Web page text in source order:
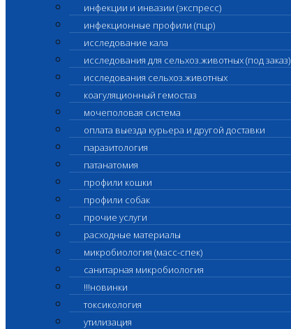
инфекции и инвазии (экспресс)
инфекционные профили (пцр)
исследование кала
исследования для сельхоз.животных (под заказ)
исследования сельхоз.животных
коагуляционный гемостаз
мочеполовая система
оплата выезда курьера и другой доставки
паразитология
патанатомия
профили кошки
профили собак
прочие услуги
расходные материалы
микробиология (масс-спек)
санитарная микробиология
!!!новинки
токсикология
утилизация